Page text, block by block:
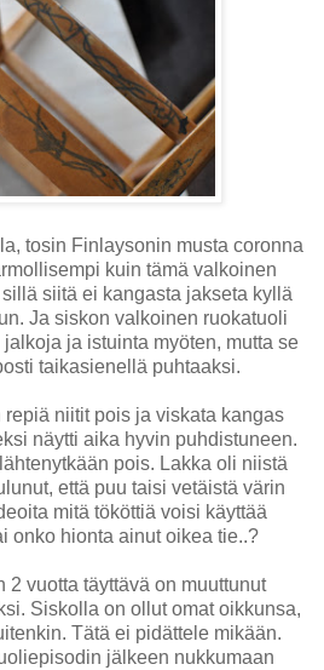
tosin Finlaysonin musta coronna
kuin tämä valkoinen
siitä ei kangasta jakseta kyllä
Ja siskon valkoinen ruokatuoli
ja istuinta myöten, mutta se
taikasienellä puhtaaksi.
repiä niitit pois ja viskata kangas
näytti aika hyvin puhdistuneen.
pois. Lakka oli niistä
että puu taisi vetäistä värin
mitä tököttiä voisi käyttää
onko hionta ainut oikea tie..?
2 vuotta täyttävä on muuttunut
Siskolla on ollut omat oikkunsa,
Tätä ei pidättele mikään.
jälkeen nukkumaan